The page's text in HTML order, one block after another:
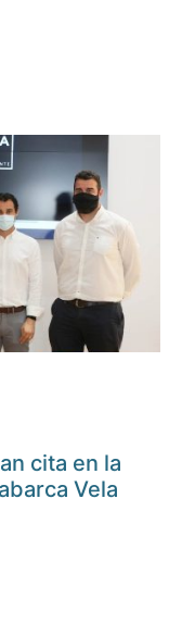
cita en la
Vela